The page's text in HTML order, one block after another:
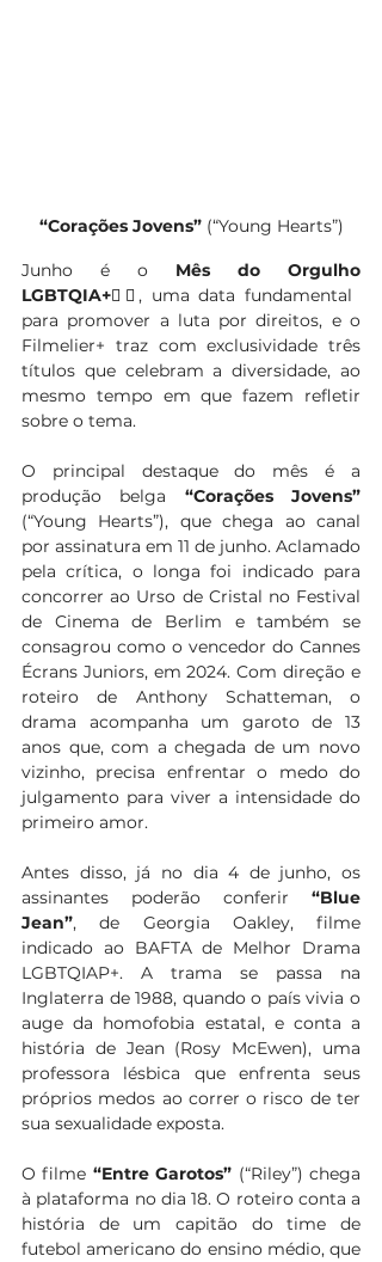
“Corações Jovens” (“Young Hearts”)
Junho é o Mês do Orgulho
LGBTQIA+🏳️‍🌈, uma data fundamental
para promover a luta por direitos, e o
Filmelier+ traz com exclusividade três
títulos que celebram a diversidade, ao
mesmo tempo em que fazem refletir
sobre o tema.
O principal destaque do mês é a
produção belga
(“Young Hearts”), que chega ao canal
por assinatura em 11 de junho. Aclamado
pela crítica, o longa foi indicado para
concorrer ao Urso de Cristal no Festival
de Cinema de Berlim e também se
consagrou como o vencedor do Cannes
Écrans Juniors, em 2024. Com direção e
roteiro de Anthony Schatteman, o
drama acompanha um garoto de 13
anos que, com a chegada de um novo
vizinho, precisa enfrentar o medo do
julgamento para viver a intensidade do
primeiro amor.
Antes disso, já no dia 4 de junho, os
assinantes poderão conferir “Blue
Jean”, de Georgia Oakley, filme
indicado ao BAFTA de Melhor Drama
LGBTQIAP+. A trama se passa na
Inglaterra de 1988, quando o país vivia o
auge da homofobia estatal, e conta a
história de Jean (Rosy McEwen), uma
professora lésbica que enfrenta seus
próprios medos ao correr o risco de ter
sua sexualidade exposta.
O filme “Entre Garotos” (“Riley”) chega
à plataforma no dia 18. O roteiro conta a
história de um capitão do time de
futebol americano do ensino médio, que